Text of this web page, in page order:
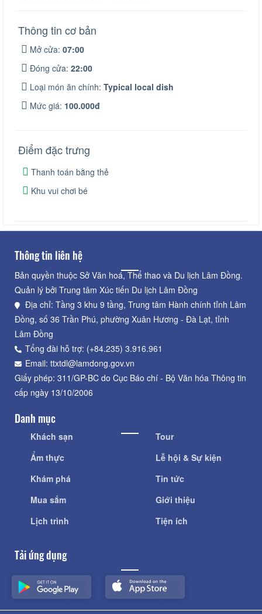
Thông tin cơ bản
Mở cửa: 07:00
Đóng cửa: 22:00
Loại món ăn chính: Typical local dish
Mức giá: 100.000đ
Điểm đặc trưng
Thanh toán bằng thẻ
Khu vui chơi bé
Thông tin liên hệ
Bản quyền thuộc Sở Văn hoá, Thể thao và Du lịch Lâm Đồng.
Quản lý bởi Trung tâm Xúc tiến Du lịch Lâm Đồng
Địa chỉ: Tầng 3 khu 9 tầng, Trung tâm Hành chính tỉnh Lâm
Đồng, số 36 Trần Phú, phường Xuân Hương - Đà Lạt, tỉnh
Lâm Đồng
Tổng đài hỗ trợ: (+84.235) 3.916.961
Email: ttxtdl@lamdong.gov.vn
Giấy phép: 311/GP-BC do Cục Báo chí - Bộ Văn hóa Thông tin
cấp ngày 13/10/2006
Danh mục
Khách sạn
Ẩm thực
Khám phá
Mua sắm
Lịch trình
Tour
Lễ hội & Sự kiện
Tin tức
Giới thiệu
Tiện ích
Tải ứng dụng